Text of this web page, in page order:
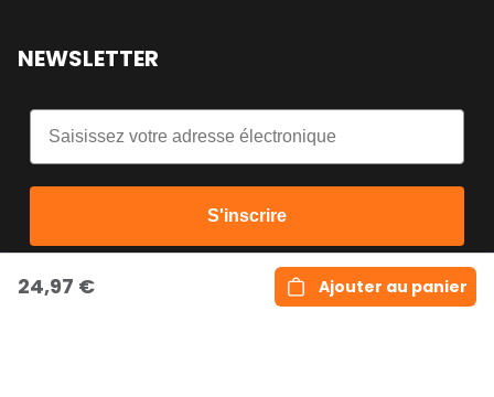
NEWSLETTER
Email
S'inscrire
24,97 € Ajouter au panier